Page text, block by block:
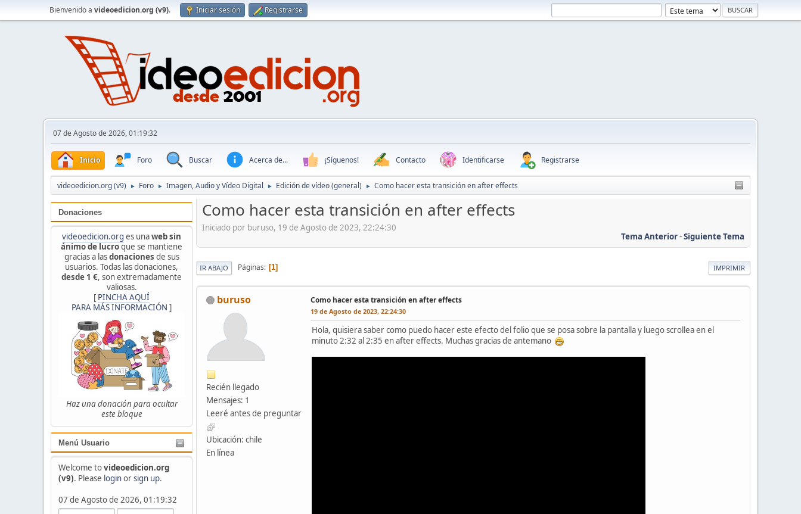
Bienvenido a videoedicion.org (v9). Iniciar sesión Registrarse
07 de Agosto de 2026, 01:19:32
Inicio Foro Buscar Acerca de... ¡Síguenos! Contacto Identificarse Registrarse
videoedicion.org (v9) ► Foro ► Imagen, Audio y Vídeo Digital ► Edición de vídeo (general) ► Como hacer esta transición en after effects
Donaciones
videoedicion.org es unaweb sin
ánimo de lucroque se mantiene
gracias a lasdonaciones de sus
usuarios. Todas las donaciones,
desde 1 €, son extremadamente
valiosas.
[ PINCHA AQUÍ
PARA MÁS INFORMACIÓN ]
Haz una donación para ocultar
este bloque
Menú Usuario
Welcome tovideoedicion.org
(v9). Please loginorsign up.
07 de Agosto de 2026, 01:19:32
Como hacer esta transición en after effects
Iniciado por buruso, 19 de Agosto de 2023, 22:24:30
Tema Anterior-Siguiente Tema
IMPRIMIR
IR ABAJO Páginas 1
buruso
Recién llegado
Mensajes: 1
Leeré antes de preguntar
Ubicación: chile
En línea
Como hacer esta transición en after effects
19 de Agosto de 2023, 22:24:30
Hola, quisiera saber como puedo hacer este efecto del folio que se posa sobre la pantalla y luego scrollea en el
minuto 2:32 al 2:35 en after effects. Muchas gracias de antemano